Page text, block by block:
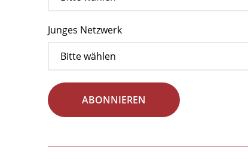
Junges Netzwerk
ABONNIEREN